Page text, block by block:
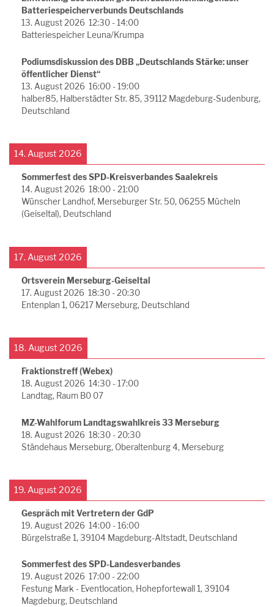
Batteriespeicherverbunds Deutschlands
13. August 2026 12:30-14:00
Batteriespeicher Leuna/Krumpa
Podiumsdiskussion des DBB „Deutschlands Stärke: unser
öffentlicher Dienst“
13. August 2026 16:00-19:00
halber85, Halberstädter Str. 85, 39112 Magdeburg-Sudenburg,
Deutschland
14. August 2026
Sommerfest des SPD-Kreisverbandes Saalekreis
14. August 2026 18:00- 21:00
Wünscher Landhof, Merseburger Str. 50, 06255 Mücheln
(Geiseltal), Deutschland
17. August 2026
Ortsverein Merseburg-Geiseltal
17. August 2026 18:30- 20:30
Entenplan 1, 06217 Merseburg, Deutschland
18. August 2026
Fraktionstreff (Webex)
18. August 2026 14:30-17:00
Landtag, Raum B0 07
MZ-Wahlforum Landtagswahlkreis 33 Merseburg
18. August 2026 18:30- 20:30
Ständehaus Merseburg, Oberaltenburg 4, Merseburg
19. August 2026
Gespräch mit Vertretern der GdP
19. August 2026 14:00-16:00
Bürgelstraße 1, 39104 Magdeburg-Altstadt, Deutschland
Sommerfest des SPD-Landesverbandes
19. August 2026 17:00-22:00
Festung Mark - Eventlocation, Hohepfortewall 1, 39104
Magdeburg, Deutschland